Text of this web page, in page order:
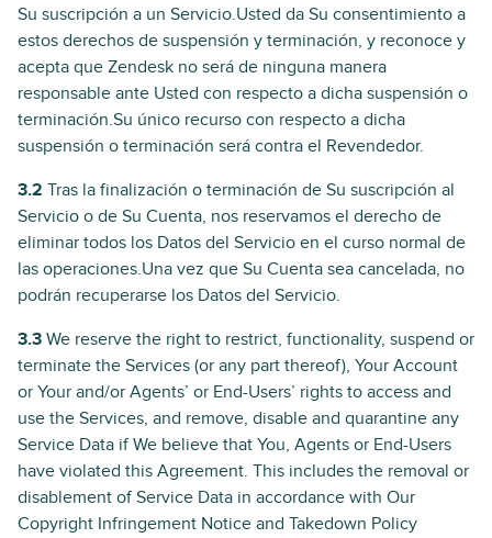
Su suscripción a un Servicio.Usted da Su consentimiento a
estos derechos de suspensión y terminación, y reconoce y
acepta que Zendesk no será de ninguna manera
responsable ante Usted con respecto a dicha suspensión o
terminación.Su único recurso con respecto a dicha
suspensión o terminación será contra el Revendedor.
3.2 Tras la finalización o terminación de Su suscripción al
Servicio o de Su Cuenta, nos reservamos el derecho de
eliminar todos los Datos del Servicio en el curso normal de
las operaciones.Una vez que Su Cuenta sea cancelada, no
podrán recuperarse los Datos del Servicio.
3.3 We reserve the right to restrict, functionality, suspend or
terminate the Services (or any part thereof), Your Account
or Your and/or Agents’ or End-Users’ rights to access and
use the Services, and remove, disable and quarantine any
Service Data if We believe that You, Agents or End-Users
have violated this Agreement. This includes the removal or
disablement of Service Data in accordance with Our
Copyright Infringement Notice and Takedown Policy